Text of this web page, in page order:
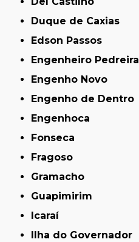
Duque de Caxias
Edson Passos
Engenheiro Pedreira
Engenho Novo
Engenho de Dentro
Engenhoca
Fonseca
Fragoso
Gramacho
Guapimirim
Icaraí
Ilha do Governador